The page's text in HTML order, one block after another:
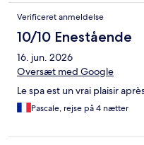
Verificeret anmeldelse
10/10 Enestående
16. jun. 2026
Oversæt med Google
Le spa est un vrai plaisir
Pascale, rejse på 4 nætter